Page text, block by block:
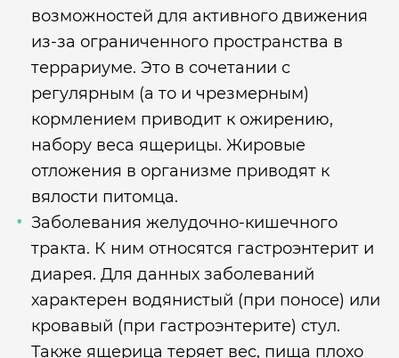
возможностей для активного движения
из-за ограниченного пространства в
террариуме. Это в сочетании с
регулярным (а то и чрезмерным)
кормлением приводит к ожирению,
набору веса ящерицы. Жировые
отложения в организме приводят к
вялости питомца.
Заболевания желудочно-кишечного
тракта. К ним относятся гастроэнтерит и
диарея. Для данных заболеваний
характерен водянистый (при поносе) или
кровавый (при гастроэнтерите) стул.
Также ящерица теряет вес, пища плохо